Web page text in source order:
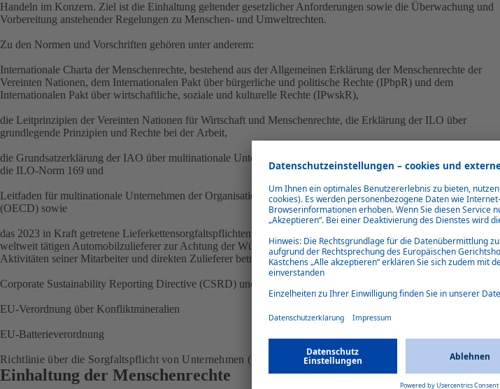
Handeln im Konzern. Ziel ist die Einhaltung geltender gesetzlicher Anforderungen sowie die Überwachung und
Vorbereitung anstehender Regelungen zu Menschen- und Umweltrechten.
Zu den Normen und Vorschriften gehören unter anderem:
Internationale Charta der Menschenrechte, bestehend aus der Allgemeinen Erklärung der Menschenrechte der
Vereinten Nationen, dem Internationalen Pakt über bürgerliche und politische Rechte (IPbpR) und dem
Internationalen Pakt über wirtschaftliche, soziale und kulturelle Rechte (IPwskR),
die Leitprinzipien der Vereinten Nationen für Wirtschaft und Menschenrechte, die Erklärung der ILO über
grundlegende Prinzipien und Rechte bei der Arbeit,
die Grundsatzerklärung der IAO über multinationale Unternehmen und Sozialpolitik (MNE-Erklärung)
die ILO-Norm 169 und
Leitfaden für multinationale Unternehmen der Organisation für wirtschaftliche Zusammenarbeit und Entwicklung
(OECD) sowie
das 2023 in Kraft getretene Lieferkettensorgfaltspflichtengesetz (SCDDA, LkSG)
weltweit tätigen Automobilzulieferer zur Achtung der Würde und der Rechte von Menschen, die von den
Aktivitäten seiner Mitarbeiter und direkten Zulieferer betroffen sind
Corporate Sustainability Reporting Directive (CSRD) und EU-Taxonomie
EU-Verordnung über Konfliktmineralien
EU-Batterieverordnung
Richtlinie über die Sorgfaltspflicht von Unternehmen (CSDDD)
Einhaltung der Menschenrechte